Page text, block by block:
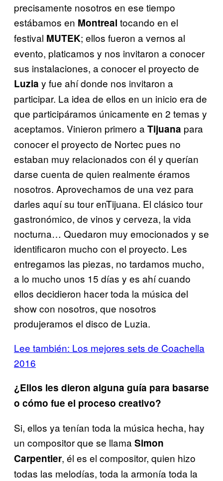
precisamente nosotros en ese tiempo
estábamos en Montreal tocando en el
festival MUTEK; ellos fueron a vernos al
evento, platicamos y nos invitaron a conocer
sus instalaciones, a conocer el proyecto de
Luzia y fue ahí donde nos invitaron a
participar. La idea de ellos en un inicio era de
que participáramos únicamente en 2 temas y
aceptamos. Vinieron primero a Tijuana para
conocer el proyecto de Nortec pues no
estaban muy relacionados con él y querían
darse cuenta de quien realmente éramos
nosotros. Aprovechamos de una vez para
darles aquí su tour enTijuana. El clásico tour
gastronómico, de vinos y cerveza, la vida
nocturna… Quedaron muy emocionados y se
identificaron mucho con el proyecto. Les
entregamos las piezas, no tardamos mucho,
a lo mucho unos 15 días y es ahí cuando
ellos decidieron hacer toda la música del
show con nosotros, que nosotros
produjeramos el disco de Luzia.
Lee también: Los mejores sets de Coachella
2016
¿Ellos les dieron alguna guía para basarse
o cómo fue el proceso creativo?
Si, ellos ya tenían toda la música hecha, hay
un compositor que se llama Simon
Carpentier, él es el compositor, quien hizo
todas las melodías, toda la armonía toda la